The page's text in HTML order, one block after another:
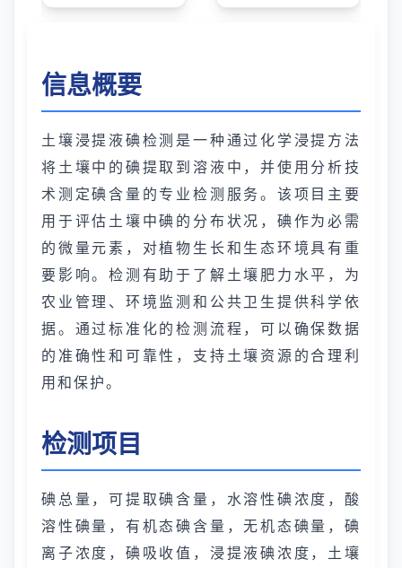
信息概要
土壤浸提液碘检测是一种通过化学浸提方法
将土壤中的碘提取到溶液中，并使用分析技
术测定碘含量的专业检测服务。该项目主要
用于评估土壤中碘的分布状况，碘作为必需
的微量元素，对植物生长和生态环境具有重
要影响。检测有助于了解土壤肥力水平，为
农业管理、环境监测和公共卫生提供科学依
据。通过标准化的检测流程，可以确保数据
的准确性和可靠性，支持土壤资源的合理利
用和保护。
检测项目
碘总量，可提取碘含量，水溶性碘浓度，酸
溶性碘量，有机态碘含量，无机态碘量，碘
离子浓度，碘吸收值，浸提液碘浓度，土壤